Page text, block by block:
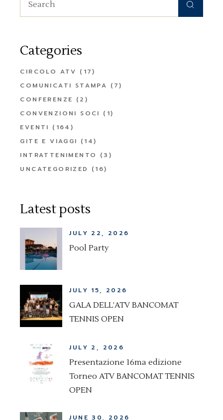
for:
Categories
CIRCOLO ATV (17)
COMUNICATI STAMPA (7)
CONFERENZE (2)
CONVENZIONI SOCI (1)
EVENTI (164)
GITE E VIAGGI (14)
INTRATTENIMENTO
(3)
UNCATEGORIZED
(16)
Latest posts
JULY 22, 2026
Pool Party
JULY 15, 2026
GALA DELL’ATV BANCOMAT
TENNIS OPEN
JULY 2, 2026
Presentazione 16ma edizione
Torneo ATV BANCOMAT TENNIS
OPEN
JUNE 30, 2026